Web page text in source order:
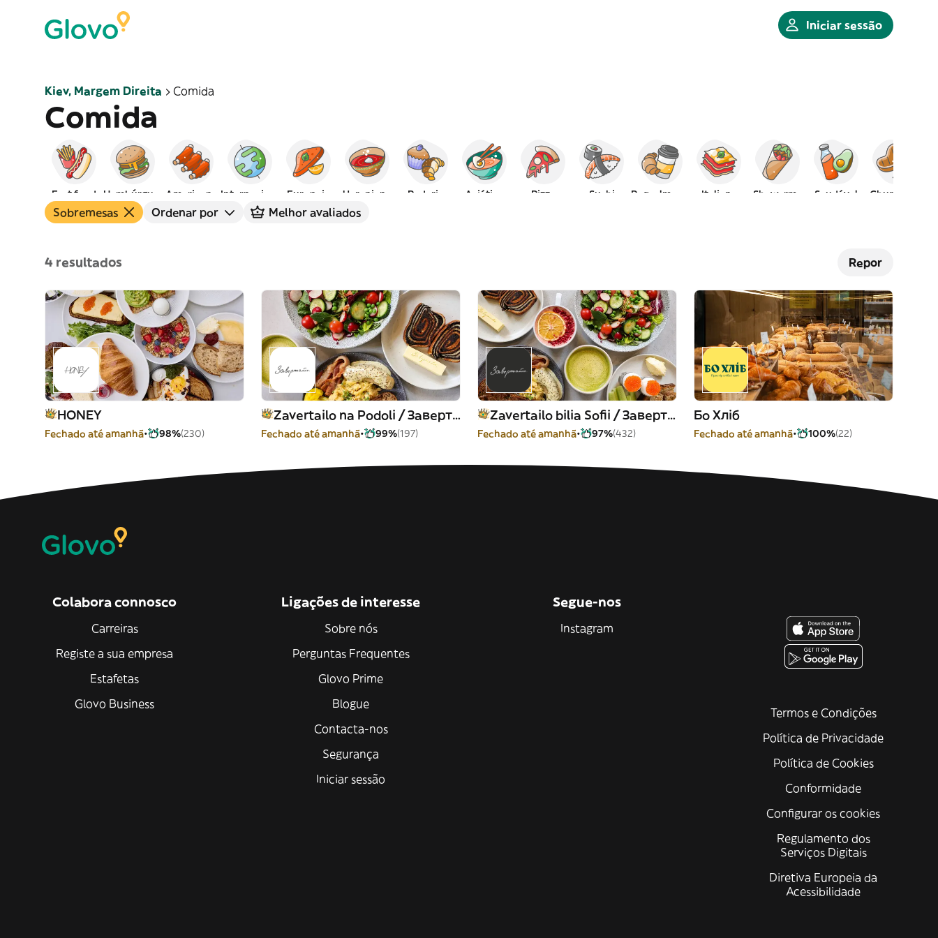
Iniciar sessão
Kiev, Margem Direita Comida
Comida
Fast food Americana Europeia Ucraniana Padaria Asiática Pizza Sushi Peq. almoço Italiana Shawarma Saudável Churrasco
Sobremesas Ordenar por Melhor avaliados
4 resultados Repor
HONEY
Fechado até amanhã 98%(230)
Zavertailo na Podoli / Завертайло на Подолі
Fechado até amanhã 99%(197)
Zavertailo bilia Sofii / Завертайло біля Софії
Fechado até amanhã 97%(432)
Бо Хліб
Fechado até amanhã 100%(22)
Colabora connosco
Carreiras
Registe a sua empresa
Estafetas
Glovo Business
Ligações de interesse
Sobre nós
Perguntas Frequentes
Glovo Prime
Blogue
Contacta-nos
Segurança
Iniciar sessão
Segue-nos
Instagram
Termos e Condições
Política de Privacidade
Política de Cookies
Conformidade
Configurar os cookies
Regulamento dos
Serviços Digitais
Diretiva Europeia da
Acessibilidade